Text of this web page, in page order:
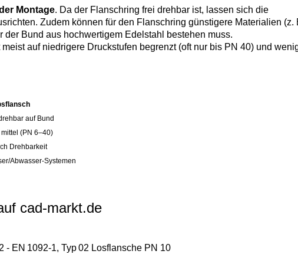
Montage. Da der Flanschring frei drehbar ist, lassen sich die
Zudem können für den Flanschring günstigere Materialien (z.
Bund aus hochwertigem Edelstahl bestehen muss.
auf niedrigere Druckstufen begrenzt (oft nur bis PN 40) und
auf Bund
(PN 6–40)
Drehbarkeit
Abwasser-Systemen
cad-markt.de
- EN 1092‑1, Typ 02 Losflansche PN 10